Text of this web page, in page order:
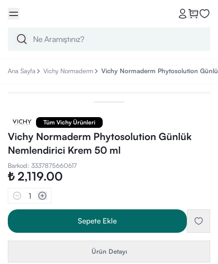
Ana Sayfa Vichy Normaderm Vichy Normaderm Phytosolution
Tüm Vichy Ürünleri
Vichy Normaderm Phytosolution Günlük
Nemlendirici Krem 50 ml
Barkod: 3337875660617
₺ 2,119.00
1
Sepete Ekle
Ürün Detayı